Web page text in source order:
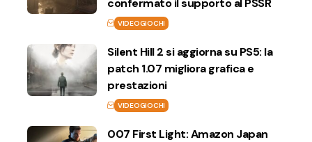
VIDEOGIOCHI
Silent Hill 2 si aggiorna su PS5: la
patch 1.07 migliora grafica e
prestazioni
VIDEOGIOCHI
007 First Light: Amazon Japan